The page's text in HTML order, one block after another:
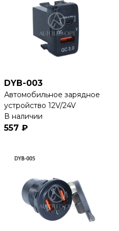
DYB-003
Автомобильное зарядное
устройство 12V/24V
В наличии
557 ₽